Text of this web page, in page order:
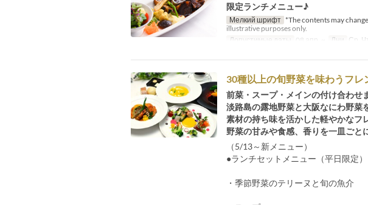
限定ランチメニュー♪
Мелкий шрифт *The contents may
illustrative purposes only.
Допустимые даты 08 апр. ~ Дни Ср,
30種以上の旬野菜を味わうフ
前菜・スープ・メインの付け合わせ
淡路島の露地野菜と大阪なにわ野菜
素材の持ち味を活かした軽やかなフ
野菜の甘みや食感、香りを一皿ごと
（5/13～新メニュー）
●ランチセットメニュー（平日限定）
・季節野菜のテリーヌと旬の魚介